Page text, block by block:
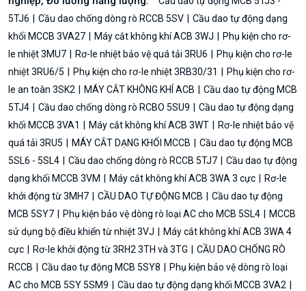
5TJ6
Cầu dao chống dòng rò RCCB 5SV
Cầu dao tự động dạng
khối MCCB 3VA27
Máy cắt không khí ACB 3WJ
Phụ kiện cho rơ-
le nhiệt 3MU7
Rơ-le nhiệt bảo vệ quá tải 3RU6
Phụ kiện cho rơ-le
nhiệt 3RU6/5
Phụ kiện cho rơ-le nhiệt 3RB30/31
Phụ kiện cho rơ-
le an toàn 3SK2
MÁY CẮT KHÔNG KHÍ ACB
Cầu dao tự động MCB
5TJ4
Cầu dao chống dòng rò RCBO 5SU9
Cầu dao tự động dạng
khối MCCB 3VA1
Máy cắt không khí ACB 3WT
Rơ-le nhiệt bảo vệ
quá tải 3RU5
MÁY CẮT DẠNG KHỐI MCCB
Cầu dao tự động MCB
5SL6 - 5SL4
Cầu dao chống dòng rò RCCB 5TJ7
Cầu dao tự động
dạng khối MCCB 3VM
Máy cắt không khí ACB 3WA 3 cực
Rơ-le
khởi động từ 3MH7
CẦU DAO TỰ ĐỘNG MCB
Cầu dao tự động
MCB 5SY7
Phụ kiện bảo vệ dòng rò loại AC cho MCB 5SL4
MCCB
sử dụng bộ điều khiển từ nhiệt 3VJ
Máy cắt không khí ACB 3WA 4
cực
Rơ-le khởi động từ 3RH2 3TH và 3TG
CẦU DAO CHỐNG RÒ
RCCB
Cầu dao tự động MCB 5SY8
Phụ kiện bảo vệ dòng rò loại
AC cho MCB 5SY 5SM9
Cầu dao tự động dạng khối MCCB 3VA2